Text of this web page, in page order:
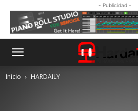
- Publicidad -
Inicio HARDAILY